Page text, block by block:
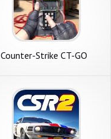
Counter-Strike CT-GO